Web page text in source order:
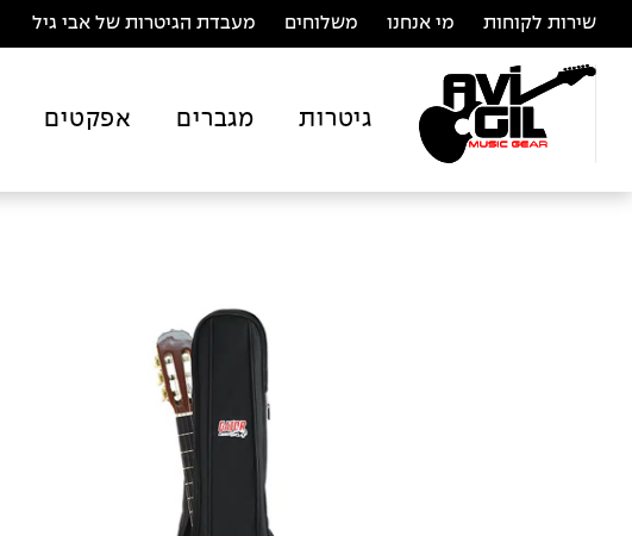
שירות לקוחות מי אנחנו משלוחים מעבדת הגיטרות של אבי גיל
גיטרות מגברים אפקטים